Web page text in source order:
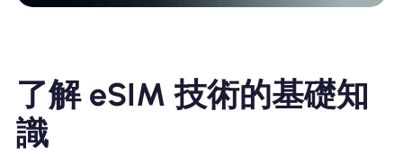
了解 eSIM 技術的基礎知
識